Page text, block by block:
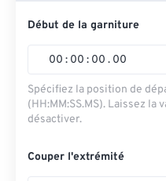
Début de la garniture
00 : 00 : 00 . 00
Spécifiez la position de
(HH:MM:SS.MS). Laissez
désactiver.
Couper l'extrémité